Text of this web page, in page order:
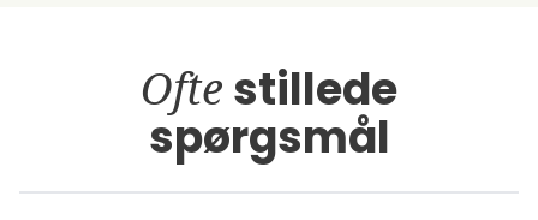
Ofte stillede
spørgsmål